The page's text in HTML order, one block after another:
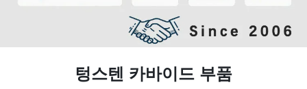
텅스텐 카바이드 부품